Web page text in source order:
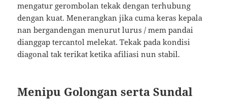
mengatur gerombolan tekak dengan terhubung
dengan kuat. Menerangkan jika cuma keras kepala
nan bergandengan menurut lurus / mem pandai
dianggap tercantol melekat. Tekak pada kondisi
diagonal tak terikat ketika afiliasi nun stabil.
Menipu Golongan serta Sundal